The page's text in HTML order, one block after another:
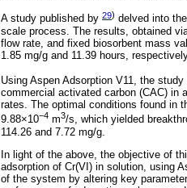
A study published by 29) delved into
scale process. The results, obtained
flow rate, and fixed biosorbent mass
1.85 mg/g and 11.39 hours,
Using Aspen Adsorption V11, the study
commercial activated carbon (CAC) in
rates. The optimal conditions found in
9.88×10−4 m3/s, which yielded
114.26 and 7.72 mg/g.
In light of the above, the objective of
adsorption of Cr(VI) in solution, using
of the system by altering key